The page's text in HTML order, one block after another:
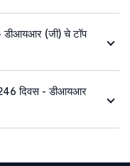
डीआयआर (जी) चे टॉप
दिवस - डीआयआर